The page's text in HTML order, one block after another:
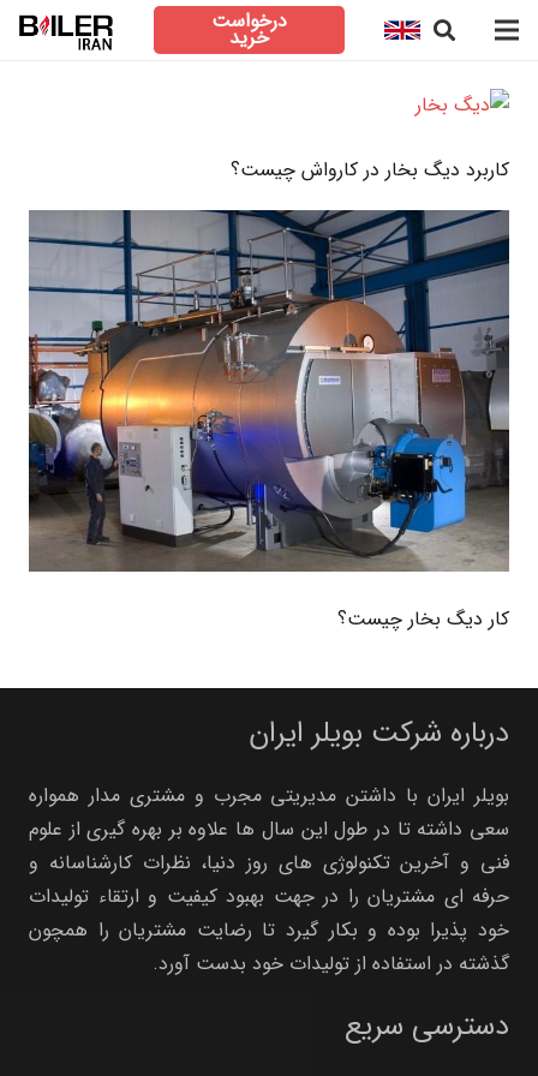
درخواست
خرید
کاربرد دیگ بخار در کارواش چیست؟
کار دیگ بخار چیست؟
درباره شرکت بویلر ایران
بویلر ایران با داشتن مدیریتی مجرب و مشتری مدار همواره
سعی داشته تا در طول این سال ها علاوه بر بهره گیری از علوم
فنی و آخرین تکنولوژی های روز دنیا، نظرات کارشناسانه و
حرفه ای مشتریان را در جهت بهبود کیفیت و ارتقاء تولیدات
خود پذیرا بوده و بکار گیرد تا رضایت مشتریان را همچون
گذشته در استفاده از تولیدات خود بدست آورد.
دسترسی سریع